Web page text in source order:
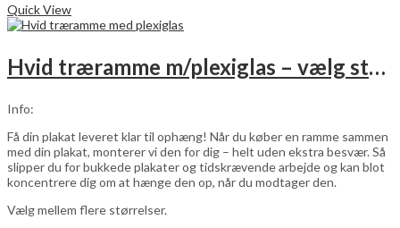
har
Mulighederne
varesiden
Quick View
Hvid træramme m/plexiglas – vælg størrelse
Info:
Få din plakat leveret klar til ophæng! Når du køber en ramme sammen
med din plakat, monterer vi den for dig – helt uden ekstra besvær. Så
slipper du for bukkede plakater og tidskrævende arbejde og kan blot
koncentrere dig om at hænge den op, når du modtager den.
Vælg mellem flere størrelser.